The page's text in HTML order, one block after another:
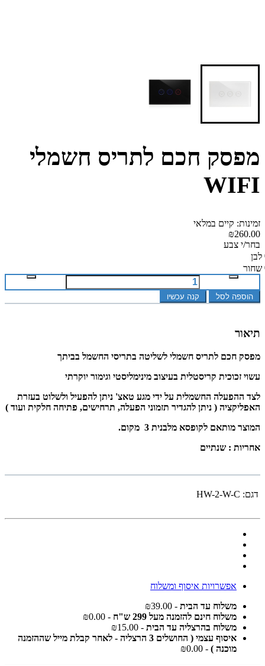
מפסק חכם לתריס חשמלי
WIFI
זמינות: קיים במלאי
₪260.00
בחר/י צבע
לבן
שחור
הוספה לסל קנה עכשיו
תיאור
מפסק חכם לתריס חשמלי לשליטה בתריסי החשמל בביתך
עשוי זכוכית קריסטלית בעיצוב מינימליסטי וגימור יוקרתי
לצד ההפעלה החשמלית על ידי מגע טאצ' ניתן להפעיל ולשלוט בעזרת
האפליקציה ( ניתן להגדיר תזמוני הפעלה, תרחישים, פתיחה חלקית ועוד )
המוצר מותאם לקופסא מלבנית 3 מקום.
אחריות : שנתיים
דגם: HW-2-W-C
אפשרויות איסוף ומשלוח
משלוח עד הבית - ₪39.00
משלוח חינם להזמנה מעל 299 ש"ח
- ₪0.00
משלוח בהרצליה עד הבית - ₪15.00
איסוף עצמי ( החושלים 3 הרצליה - לאחר קבלת מייל שההזמנה
מוכנה ) - ₪0.00